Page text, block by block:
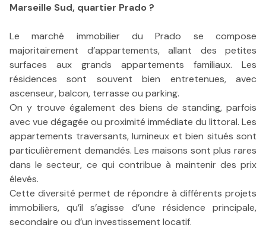
Marseille Sud, quartier Prado ?
Le marché immobilier du Prado se compose
majoritairement d’appartements, allant des petites
surfaces aux grands appartements familiaux. Les
résidences sont souvent bien entretenues, avec
ascenseur, balcon, terrasse ou parking.
On y trouve également des biens de standing, parfois
avec vue dégagée ou proximité immédiate du littoral. Les
appartements traversants, lumineux et bien situés sont
particulièrement demandés. Les maisons sont plus rares
dans le secteur, ce qui contribue à maintenir des prix
élevés.
Cette diversité permet de répondre à différents projets
immobiliers, qu’il s’agisse d’une résidence principale,
secondaire ou d’un investissement locatif.